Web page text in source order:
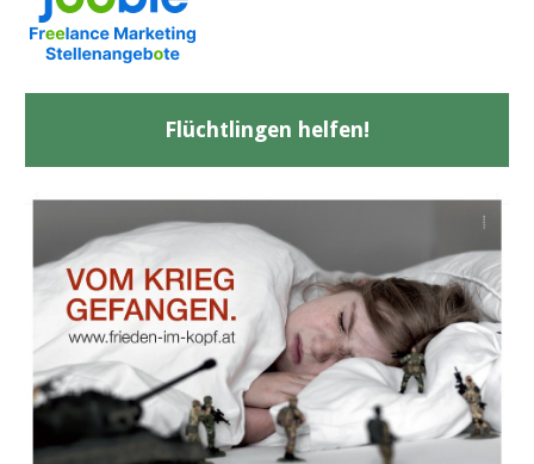
Flüchtlingen helfen!